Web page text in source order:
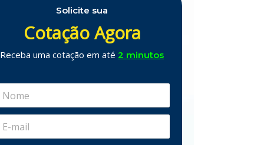
Solicite sua
Cotação Agora
Receba uma cotação em até 2 minutos